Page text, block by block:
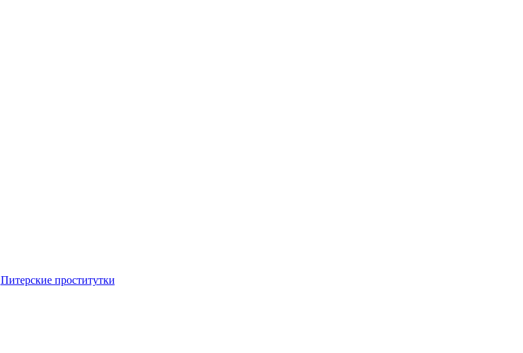
Питерские проститутки